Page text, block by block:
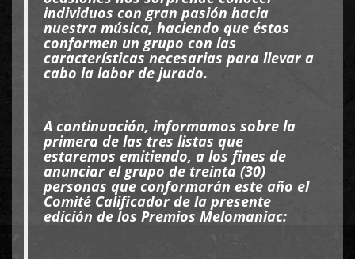
individuos con gran pasión hacia
nuestra música, haciendo que éstos
conformen un grupo con las
características necesarias para llevar a
cabo la labor de jurado.
A continuación, informamos sobre la
primera de las tres listas que
estaremos emitiendo, a los fines de
anunciar el grupo de treinta (30)
personas que conformarán este año el
Comité Calificador de la presente
edición de los Premios Melomaniac: